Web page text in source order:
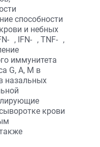
способности
и небных
, IFN- , ТNF- ,
иммунитета
G, A, M в
назальных
крови